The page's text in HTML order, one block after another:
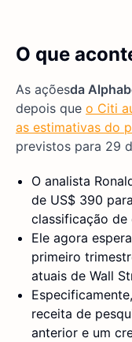
O que
As açõesda
depois que o Citi
as estimativas do
previstos para 29
O analista
de US$ 390
classificação de
Ele agora
primeiro
atuais de Wall
receita de
anterior e um